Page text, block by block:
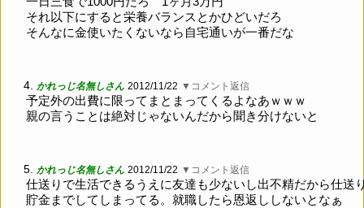
それ以下にすると栄養バランスとかひどいだろ
そんなに金使いたくないなら自宅通いが一番だな
4. かれっじ名無しさん 2012/11/22 ▼コメント返信
予定外の出費に限ってまとまってくるよなあｗｗｗ
親の言うことは絶対じゃないんだから聞き分けないと
5. かれっじ名無しさん 2012/11/22 ▼コメント返信
仕送りで生活できるうえに友達も少ないし出不精だから仕送
貯金までしてしまってる。就職したら恩返ししないとなぁ